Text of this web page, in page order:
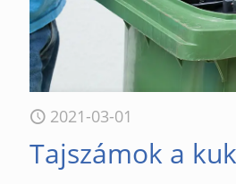
2021-03-01
Tajszámok a